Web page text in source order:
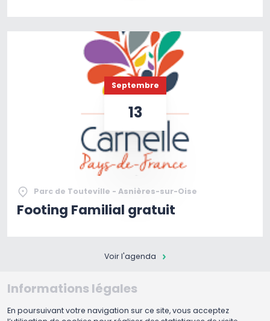
Septembre
13
Parc de Touteville - Asnières-sur-Oise
Footing Familial gratuit
Voir l'agenda
Informations légales
En poursuivant votre navigation sur ce site, vous acceptez